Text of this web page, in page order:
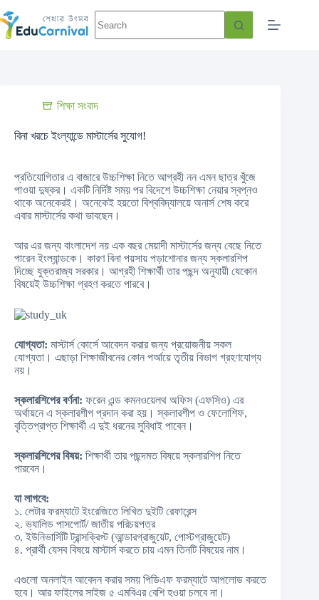
শিক্ষা সংবাদ
বিনা খরচে ইংল্যান্ডে মাস্টার্সের সুযোগ!
প্রতিযোগিতার এ বাজারে উচ্চশিক্ষা নিতে আগ্রহী নন এমন ছাত্র খুঁজে
পাওয়া দুষ্কর। একটি নির্দিষ্ট সময় পর বিদেশে উচ্চশিক্ষা নেয়ার স্বপ্নও
থাকে অনেকেরই। অনেকেই হয়তো বিশ্ববিদ্যালয়ে অনার্স শেষ করে
এবার মাস্টার্সের কথা ভাবছেন।
আর এর জন্য বাংলাদেশ নয় এক বছর মেয়াদী মাস্টার্সের জন্য বেছে নিতে
পারেন ইংল্যান্ডকে। কারণ বিনা পয়সায় পড়াশোনার জন্য স্কলারশিপ
দিচ্ছে যুক্তরাজ্য সরকার। আগ্রহী শিক্ষার্থী তার পছন্দ অনুযায়ী যেকোন
বিষয়েই উচ্চশিক্ষা গ্রহণ করতে পারবে।
যোগ্যতা: মাস্টার্স কোর্সে আবেদন করার জন্য প্রয়োজনীয় সকল
যোগ্যতা। এছাড়া শিক্ষাজীবনের কোন পর্আয়ে তৃতীয় বিভাগ গ্রহণযোগ্য
নয়।
স্কলারশিপের বর্ণনা: ফরেন এন্ড কমনওয়েলথ অফিস (এফসিও) এর
অর্থায়নে এ স্কলারশীপ প্রদান করা হয়। স্কলারশীপ ও ফেলোশিফ,
বৃত্তিপ্রাপ্ত শিক্ষার্থী এ দুই ধরনের সুবিধাই পাবেন।
স্কলারশিপের বিষয়: শিক্ষার্থী তার পছন্দমত বিষয়ে স্কলারশিপ নিতে
পারবেন।
যা লাগবে:
১. লেটার ফরম্যাটে ইংরেজিতে লিখিত দুইটি রেফারেন্স
২. ভ্যালিড পাসপোর্ট/ জাতীয় পরিচয়পত্র
৩. ইউনিভার্সিটি ট্রান্সক্রিপ্ট (আন্ডারগ্রাজুয়েট, পোস্টগ্রাজুয়েট)
৪. প্রার্থী যেসব বিষয়ে মাস্টার্স করতে চায় এমন তিনটি বিষয়ের নাম।
এগুলো অনলাইন আবেদন করার সময় পিডিএফ ফরম্যাটে আপলোড করতে
হবে। আর ফাইলের সাইজ ৫ এমবিএর বেশি হওয়া চলবে না।